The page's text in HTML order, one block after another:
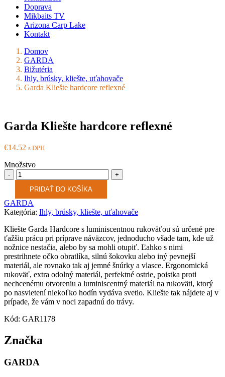
Doprava
Mikbaits TV
Arizona Carp Lake
Kontakt
Domov
GARDA
Bižutéria
Ihly, brúsky, kliešte, uťahovače
Garda Kliešte hardcore reflexné
Garda Kliešte hardcore reflexné
€14.52 s DPH
Množstvo
Množstvo
PRIDAŤ DO KOŠÍKA
GARDA
Kategória: Ihly, brúsky, kliešte, uťahovače
Kliešte Garda Hardcore s luminiscentnou rukoväťou sú určené pre
ťažšiu prácu pri príprave náväzcov, jednoducho všade tam, kde už
nožnice nestačia, alebo by sa mohli otupiť. Ľahko s nimi
prestrihnete očko obratlíka, silnú šokovku alebo iný pevnejší
materiál, ale rovnako tak aj jemné šnúrky a vlasce. Ergonomická
rukoväť, extra odolný materiál, perfektné ostrie, poistka proti
nechcenému otvoreniu a luminiscentný materiál na rukoväti, ktorý
po nasvietení niekoľko hodín vydáva svetlo. Kliešte tak nájdete aj v
prípade, že vám v noci zapadnú do trávy.
Kód: GAR1178
Značka
GARDA